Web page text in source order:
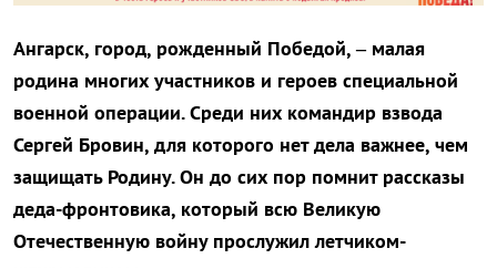
Ангарск, город, рожденный Победой, – малая
родина многих участников и героев специальной
военной операции. Среди них командир взвода
Сергей Бровин, для которого нет дела важнее, чем
защищать Родину. Он до сих пор помнит рассказы
деда-фронтовика, который всю Великую
Отечественную войну прослужил летчиком-